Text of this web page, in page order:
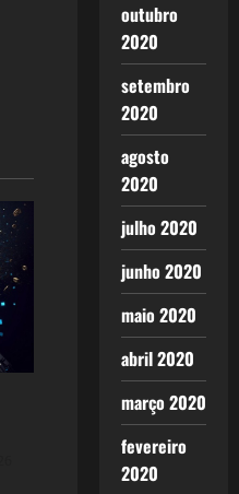
outubro
2020
setembro
2020
agosto
2020
julho 2020
junho 2020
maio 2020
abril 2020
março 2020
fevereiro
2020